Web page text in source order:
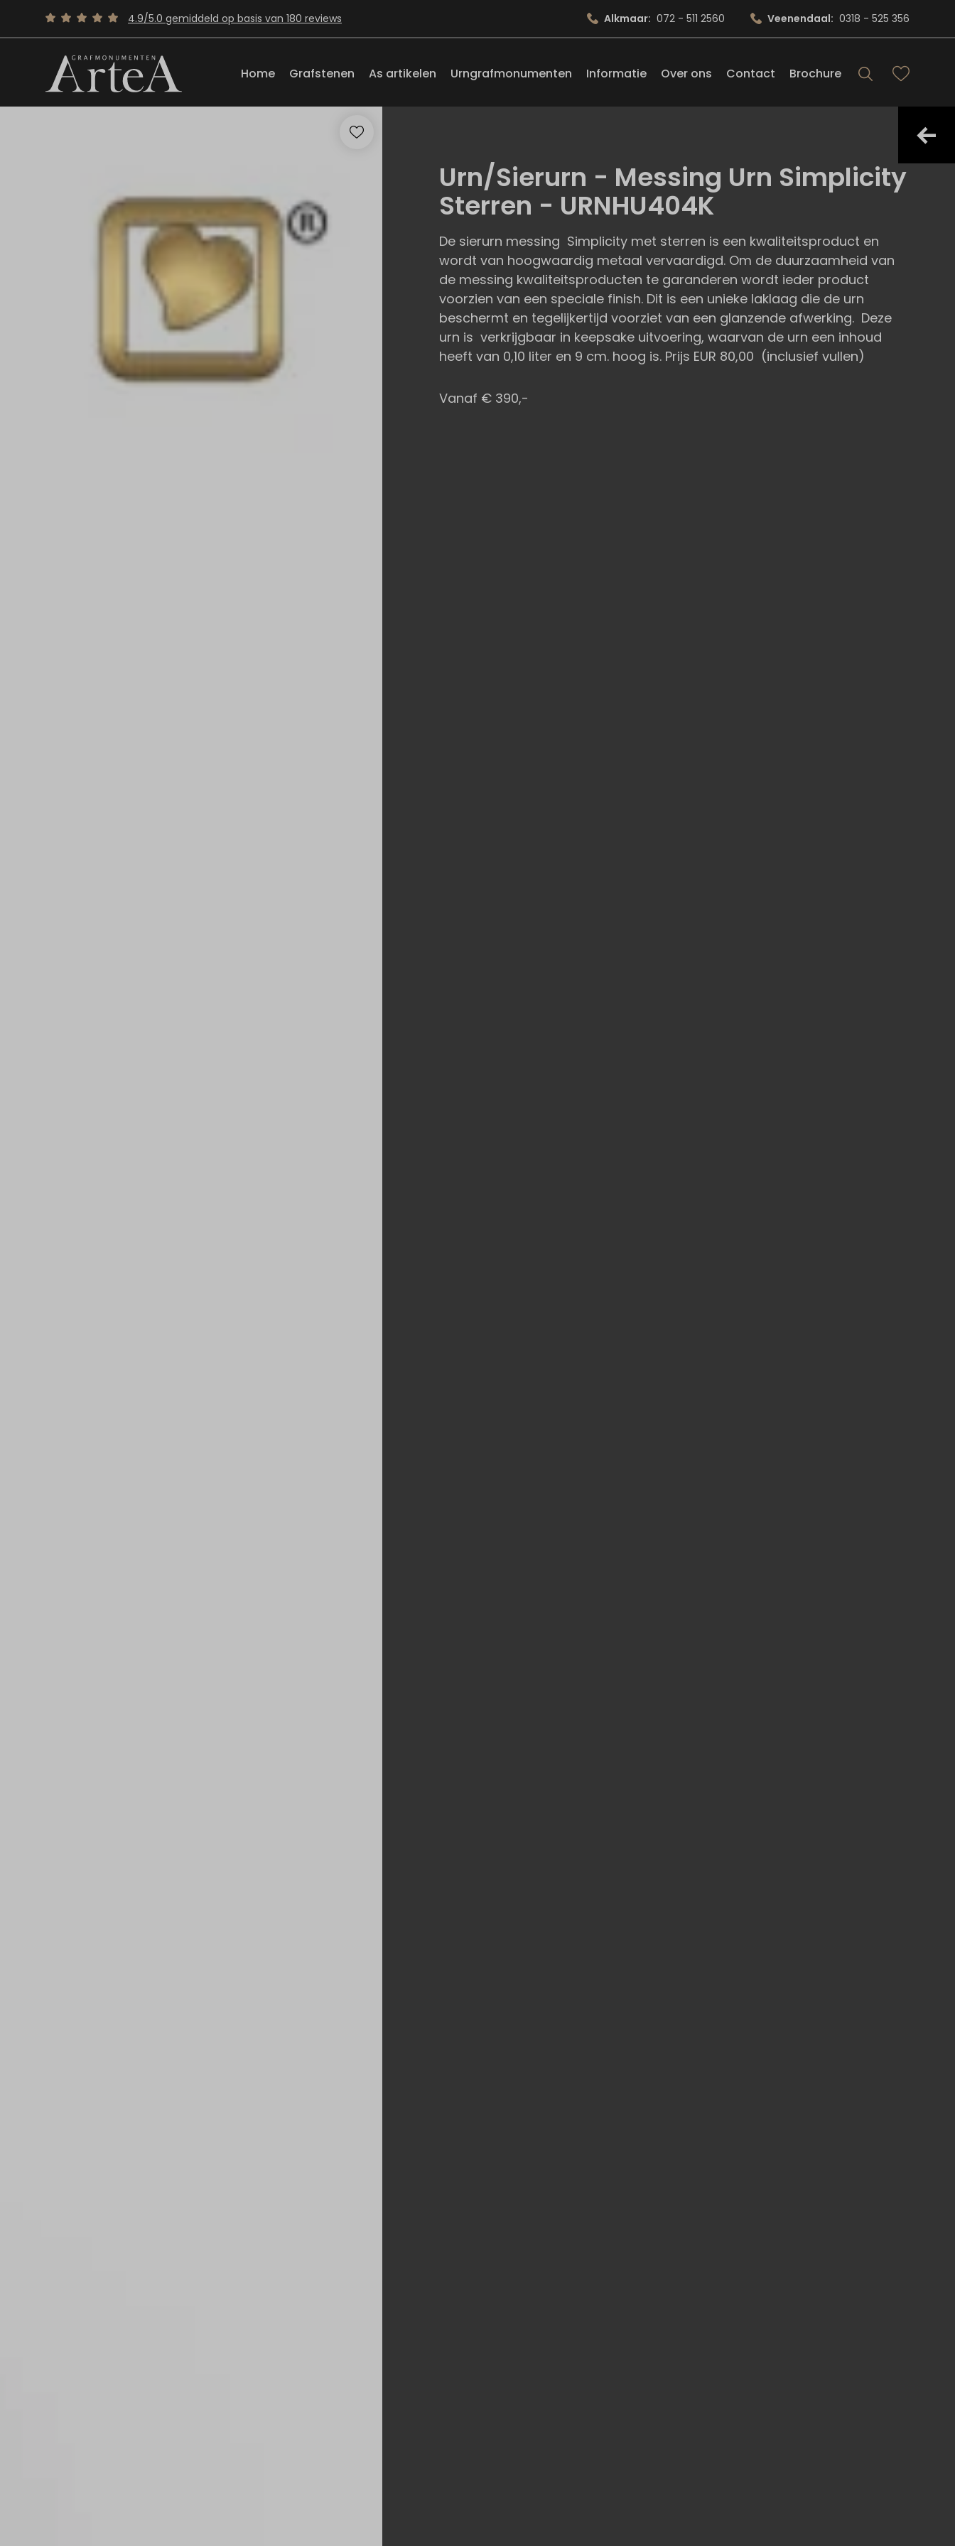
Home Grafstenen As artikelen Urngrafmonumenten Informatie Over ons Contact Brochure
4.9/5.0 gemiddeld op basis van 180 reviews Alkmaar: 072 - 511 2560 Veenendaal: 0318 - 525 356
Urn/Sierurn - Messing Urn Simplicity
Sterren - URNHU404K
De sierurn messing Simplicity met sterren is een kwaliteitsproduct en
wordt van hoogwaardig metaal vervaardigd. Om de duurzaamheid van
de messing kwaliteitsproducten te garanderen wordt ieder product
voorzien van een speciale finish. Dit is een unieke laklaag die de urn
beschermt en tegelijkertijd voorziet van een glanzende afwerking. Deze
urn is verkrijgbaar in keepsake uitvoering, waarvan de urn een inhoud
heeft van 0,10 liter en 9 cm. hoog is. Prijs EUR 80,00 (inclusief vullen)
Vanaf € 390,-